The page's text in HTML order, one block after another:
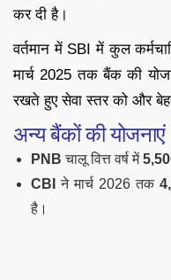
कर दी है।
वर्तमान में SBI में कुल
मार्च 2025 तक बैंक की
रखते हुए सेवा स्तर को और
अन्य बैंकों की योजनाएं
PNB चालू वित्त वर्ष में
CBI ने मार्च 2026 तक
है।